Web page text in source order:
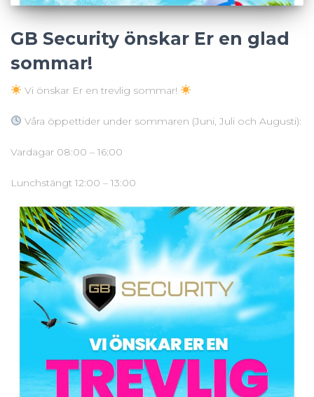
GB Security önskar Er en glad
sommar!
Vi önskar Er en trevlig sommar!
Våra öppettider under sommaren (Juni, Juli och Augusti):
Vardagar 08:00 – 16:00
Lunchstängt 12:00 – 13:00